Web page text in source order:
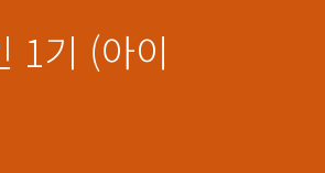
1기 (아이